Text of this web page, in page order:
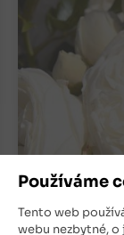
Používáme
Tento web
webu nezbytné,
Růže